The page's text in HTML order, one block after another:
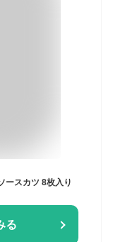
ースカツ 8枚入り
る